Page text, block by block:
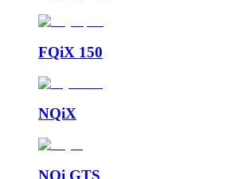
FQiX 150
NQiX
NQi GTS